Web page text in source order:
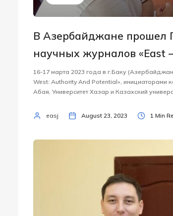
В Азербайджане прошел
научных журналов «East
16-17 марта 2023 года в г.Баку
West: Authority And Potential», инициаторами
Абая, Университет Хазар и Казахский
easj August 23, 2023 1 Min